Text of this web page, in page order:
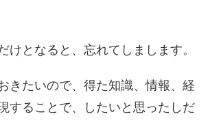
けとなると、忘れてしまします。
きたいので、得た知識、情報、経
することで、したいと思ったしだ